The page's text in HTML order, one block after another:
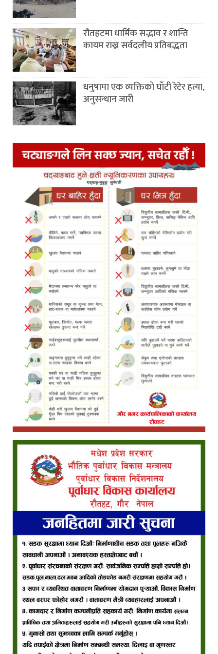
रौतहटमा धार्मिक सद्भाव र शान्ति
कायम राख्न सर्वदलीय प्रतिबद्धता
धनुषामा एक व्यक्तिको घाँटी रेटेर हत्या,
अनुसन्धान जारी